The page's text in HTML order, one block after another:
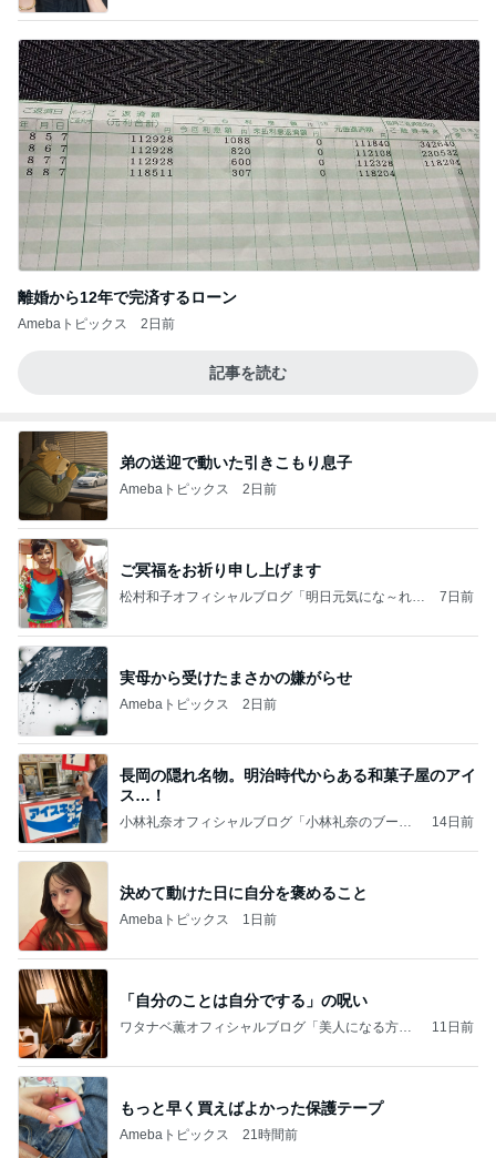
離婚から12年で完済するローン
Amebaトピックス 2日前
記事を読む
弟の送迎で動いた引きこもり息子
Amebaトピックス 2日前
ご冥福をお祈り申し上げます
松村和子オフィシャルブログ「明日元気にな～れ」
7日前
実母から受けたまさかの嫌がらせ
Amebaトピックス 2日前
長岡の隠れ名物。明治時代からある和菓子屋のアイ
ス…！
小林礼奈オフィシャルブログ「小林礼奈のブーブ
14日前
決めて動けた日に自分を褒めること
Amebaトピックス 1日前
「自分のことは自分でする」の呪い
ワタナベ薫オフィシャルブログ「美人になる方
11日前
もっと早く買えばよかった保護テープ
Amebaトピックス 21時間前